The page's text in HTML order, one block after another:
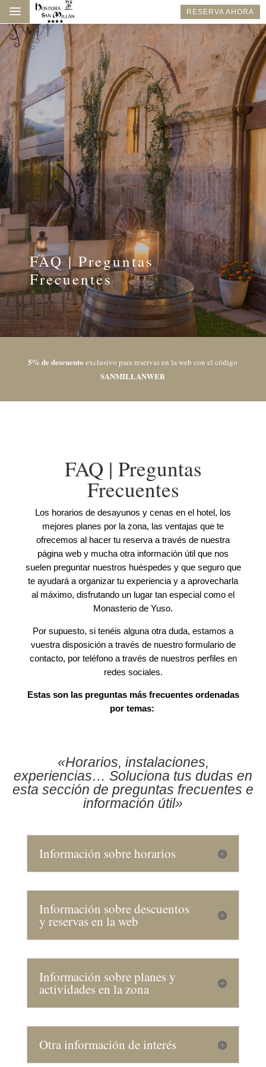
a RESERVA AHORA
FAQ | Preguntas
Frecuentes
5% de descuento exclusivo para reservas en la web con el código
SANMILLANWEB
FAQ | Preguntas
Frecuentes
Los horarios de desayunos y cenas en el hotel, los
mejores planes por la zona, las ventajas que te
ofrecemos al hacer tu reserva a través de nuestra
página web y mucha otra información útil que nos
suelen preguntar nuestros huéspedes y que seguro que
te ayudará a organizar tu experiencia y a aprovecharla
al máximo, disfrutando un lugar tan especial como el
Monasterio de Yuso.
Por supuesto, si tenéis alguna otra duda, estamos a
vuestra disposición a través de nuestro formulario de
contacto, por teléfono a través de nuestros perfiles en
redes sociales.
Estas son las preguntas más frecuentes ordenadas
por temas:
«Horarios, instalaciones,
experiencias… Soluciona tus dudas en
esta sección de preguntas frecuentes e
información útil»
Información sobre horarios
Información sobre descuentos
y reservas en la web
Información sobre planes y
actividades en la zona
Otra información de interés